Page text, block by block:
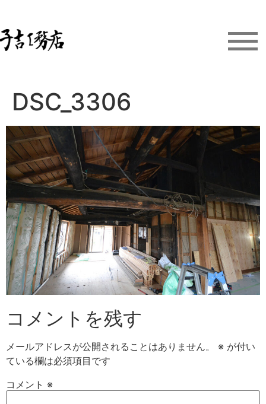
DSC_3306
コメントを残す
メールアドレスが公開されることはありません。 ※ が付い
ている欄は必須項目です
コメント ※